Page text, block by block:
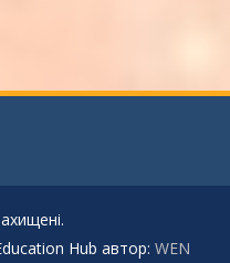
Hub автор: WEN